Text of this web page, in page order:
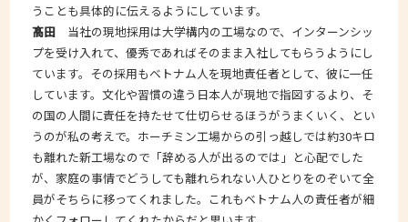
うことも具体的に伝えるようにしています。
髙田 当社の現地採用は大学構内の工場なので、インターンシッ
プを受け入れて、優秀であればそのまま入社してもらうようにし
ています。その採用もベトナム人を現地責任者として、彼に一任
しています。文化や習慣の違う日本人が現地で指図するより、そ
の国の人間に責任を持たせて仕切らせるほうがうまくいく、とい
うのが私の考えで。ホーチミン工場からの引っ越しでは約30キロ
も離れた新工場なので「辞める人が出るのでは」と心配でした
が、家庭の事情でどうしても離れられない人ひとりをのぞいて全
員がそちらに移ってくれました。これもベトナム人の責任者が細